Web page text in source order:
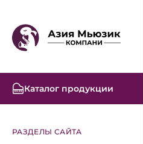
Каталог продукции
РАЗДЕЛЫ САЙТА